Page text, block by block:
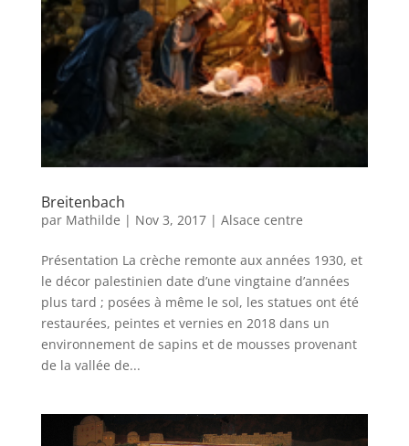
Breitenbach
par Mathilde | Nov 3, 2017| Alsace centre
Présentation La crèche remonte aux années 1930, et
le décor palestinien date d’une vingtaine d’années
plus tard ; posées à même le sol, les statues ont été
restaurées, peintes et vernies en 2018 dans un
environnement de sapins et de mousses provenant
de la vallée de...